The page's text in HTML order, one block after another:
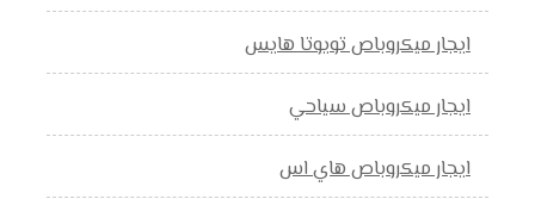
ايجار ميكروباص تويوتا هايس
ايجار ميكروباص سياحي
ايجار ميكروباص هاي اس